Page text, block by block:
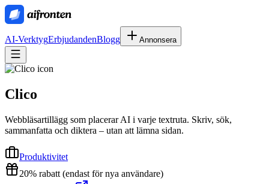
AI-VerktygErbjudandenBlogg Annonsera
Clico
Webbläsartillägg som placerar AI i varje textruta. Skriv, sök,
sammanfatta och diktera – utan att lämna sidan.
Produktivitet
20% rabatt (endast för nya användare)